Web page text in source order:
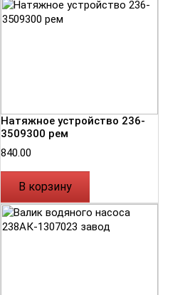
Натяжное устройство 236-
3509300 рем
840.00
В корзину